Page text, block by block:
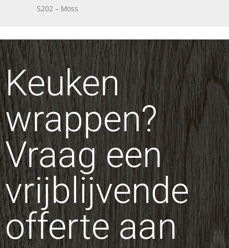
S202 – Moss
Keuken
wrappen?
Vraag een
vrijblijvende
offerte aan